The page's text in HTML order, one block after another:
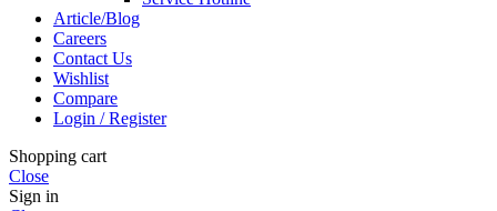
Article/Blog
Careers
Contact Us
Wishlist
Compare
Login / Register
Shopping cart
Close
Sign in